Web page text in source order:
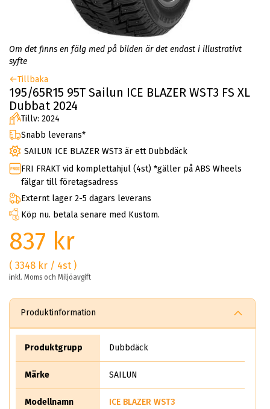
Om det finns en fälg med på bilden är det endast i illustrativt
syfte
Tillbaka
195/65R15 95T Sailun ICE BLAZER WST3 FS XL
Dubbat 2024
Tillv: 2024
Snabb leverans*
SAILUN ICE BLAZER WST3 är ett Dubbdäck
FRI FRAKT vid komplettahjul (4st) *gäller på ABS Wheels
fälgar till företagsadress
Externt lager 2-5 dagars leverans
Köp nu. betala senare med Kustom.
837 kr
( 3348 kr / 4st )
inkl. Moms och Miljöavgift
Produktinformation
Produktgrupp Dubbdäck
Märke SAILUN
Modellnamn ICE BLAZER WST3